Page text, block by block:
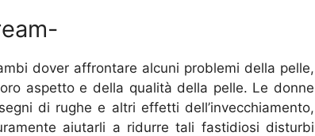
dover affrontare alcuni problemi della pelle,
aspetto e della qualità della pelle. Le donne
di rughe e altri effetti dell’invecchiamento,
aiutarli a ridurre tali fastidiosi disturbi